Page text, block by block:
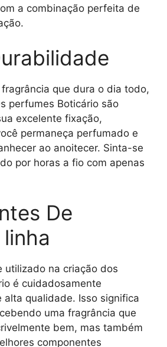
a combinação perfeita de
que dura o dia todo,
perfumes Boticário são
excelente fixação,
permaneça perfumado e
ao anoitecer. Sinta-se
por horas a fio com apenas
De
utilizado na criação dos
é cuidadosamente
alta qualidade. Isso significa
uma fragrância que
bem, mas também
componentes